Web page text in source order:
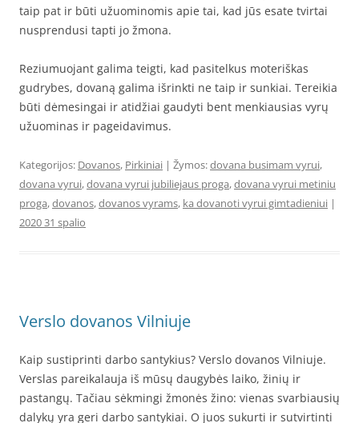
taip pat ir būti užuominomis apie tai, kad jūs esate tvirtai
nusprendusi tapti jo žmona.
Reziumuojant galima teigti, kad pasitelkus moteriškas
gudrybes, dovaną galima išrinkti ne taip ir sunkiai. Tereikia
būti dėmesingai ir atidžiai gaudyti bent menkiausias vyrų
užuominas ir pageidavimus.
Kategorijos: Dovanos, Pirkiniai | Žymos:dovana busimam vyrui,
dovana vyrui,dovana vyrui jubiliejaus proga,dovana vyrui metiniu
proga,dovanos,dovanos vyrams, ka dovanoti vyrui gimtadieniui |
2020 31 spalio
Verslo dovanos Vilniuje
Kaip sustiprinti darbo santykius? Verslo dovanos Vilniuje.
Verslas pareikalauja iš mūsų daugybės laiko, žinių ir
pastangų. Tačiau sėkmingi žmonės žino: vienas svarbiausių
dalykų yra geri darbo santykiai. O juos sukurti ir sutvirtinti